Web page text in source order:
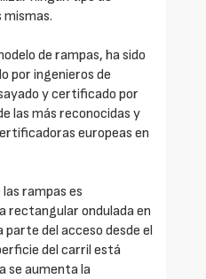
de rampas, ha sido
por ingenieros de
y certificado por
las más reconocidas y
europeas en
rampas es
rectangular ondulada en
del acceso desde el
del carril está
se aumenta la